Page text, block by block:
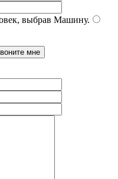
выбрав Машину.